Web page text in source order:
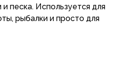
и песка. Используется для
рыбалки и просто для
изготовлена из литого